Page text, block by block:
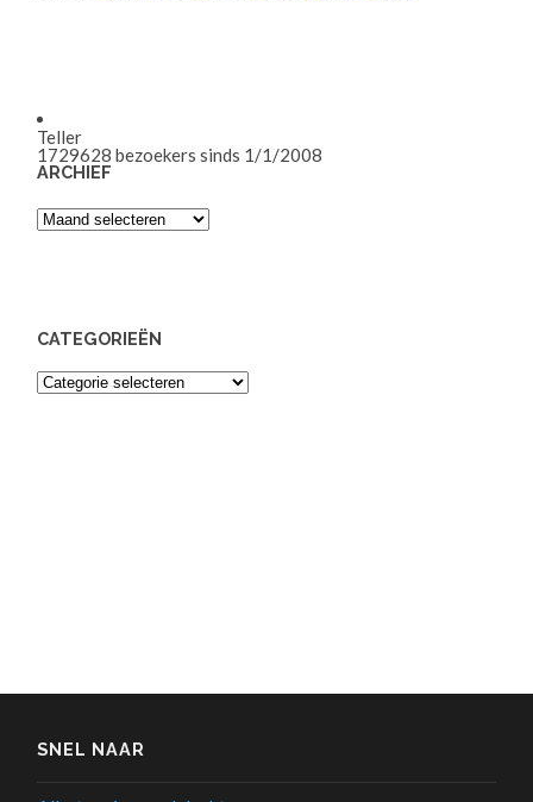
Teller
1729628 bezoekers sinds 1/1/2008
ARCHIEF
Archief
CATEGORIEËN
Categorieën
SNEL NAAR